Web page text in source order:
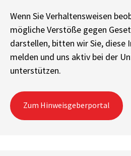
Wenn Sie Verhaltensweisen
mögliche Verstöße gegen
darstellen, bitten wir Sie, diese
melden und uns aktiv bei der
unterstützen.
Zum Hinweisgeberportal